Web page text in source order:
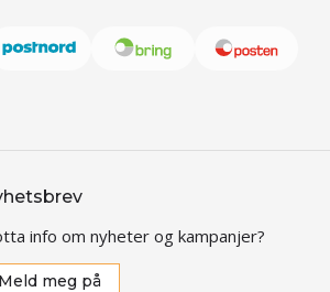
info om nyheter og kampanjer?
Meld meg på